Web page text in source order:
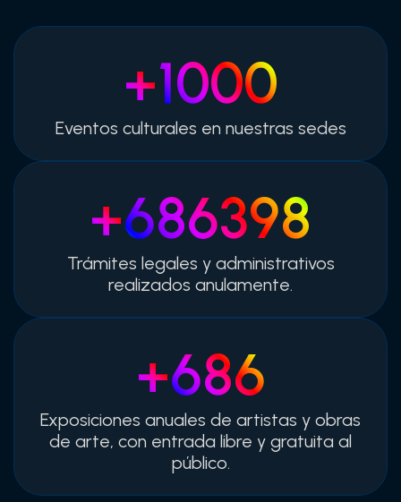
+1000
Eventos culturales en nuestras sedes
+697676
Trámites legales y administrativos
realizados anulamente.
+698
Exposiciones anuales de artistas y obras
de arte, con entrada libre y gratuita al
público.